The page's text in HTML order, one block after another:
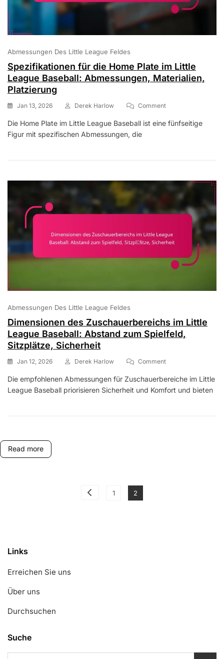
Abmessungen Des Little League Feldes
Spezifikationen für die Home Plate im Little
League Baseball: Abmessungen, Materialien,
Platzierung
Jan 13, 2026 Derek Harlow CommentOn
Für
Im
League
Baseball:
Abmessungen,
Materialien,
Platzierung
Die Home Plate im Little League Baseball ist eine fünfseitige
Figur mit spezifischen Abmessungen, die
Abmessungen Des Little League Feldes
Dimensionen des Zuschauerbereichs im Little
League Baseball: Abstand zum Spielfeld,
Sitzplätze, Sicherheit
Jan 12, 2026 Derek Harlow CommentOn
Des
Zuschauerbereichs
League
Die empfohlenen Abmessungen für Zuschauerbereiche im Little
League Baseball priorisieren Sicherheit und Komfort und bieten
Read more
Posts
Page
1 Page
2
Links
Erreichen Sie uns
Über uns
Durchsuchen
Suche